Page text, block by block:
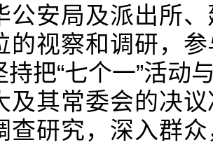
公安局及派出所
的视察和调研，
持把“七个一”活动
及其常委会的决
查研究，深入群